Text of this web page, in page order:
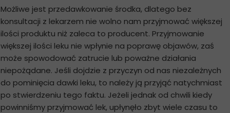
Możliwe jest przedawkowanie środka, dlatego bez
konsultacji z lekarzem nie wolno nam przyjmować większej
ilości produktu niż zaleca to producent. Przyjmowanie
większej ilości leku nie wpłynie na poprawę objawów, zaś
może spowodować zatrucie lub poważne działania
niepożądane. Jeśli dojdzie z przyczyn od nas niezależnych
do pominięcia dawki leku, to należy ją przyjąć natychmiast
po stwierdzeniu tego faktu. Jeżeli jednak od chwili kiedy
powinniśmy przyjmować lek, upłynęło zbyt wiele czasu to